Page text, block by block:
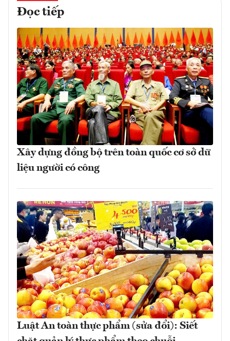
Đọc tiếp
Xây dựng đồng bộ trên toàn quốc cơ sở dữ
liệu người có công
Luật An toàn thực phẩm (sửa đổi): Siết